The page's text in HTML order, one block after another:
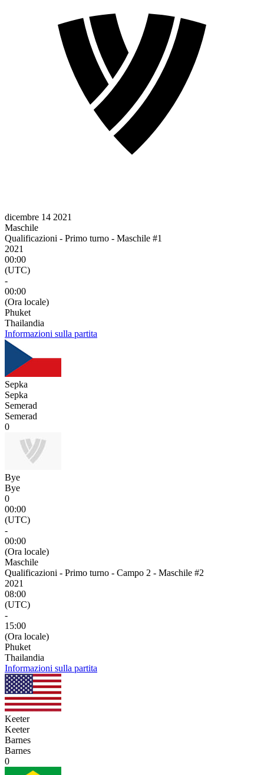
dicembre 14 2021
Maschile
Qualificazioni - Primo turno - Maschile #1
2021
00:00
(UTC)
-
00:00
(Ora locale)
Phuket
Thailandia
Informazioni sulla partita
Sepka
Sepka
Semerad
Semerad
0
Bye
Bye
0
00:00
(UTC)
-
00:00
(Ora locale)
Maschile
Qualificazioni - Primo turno - Campo 2 - Maschile #2
2021
08:00
(UTC)
-
15:00
(Ora locale)
Phuket
Thailandia
Informazioni sulla partita
Keeter
Keeter
Barnes
Barnes
0